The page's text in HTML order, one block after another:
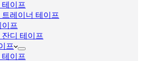
테이프
트레이너 테이프
이프
잔디 테이프
프
테이프